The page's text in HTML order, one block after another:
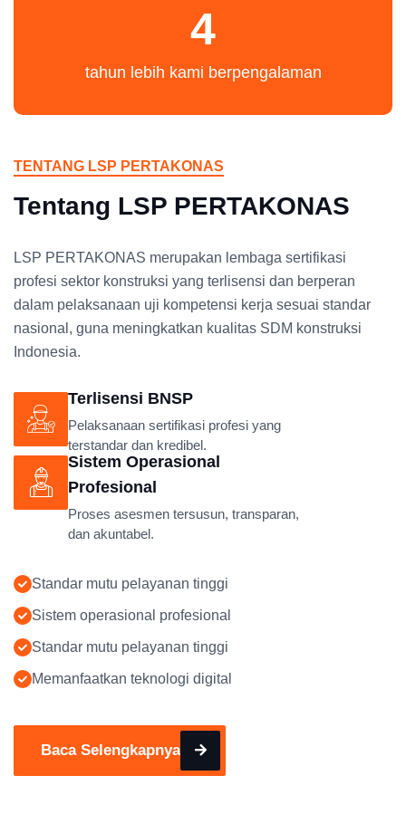
4
tahun lebih kami berpengalaman
TENTANG LSP PERTAKONAS
Tentang LSP PERTAKONAS
LSP PERTAKONAS merupakan lembaga sertifikasi
profesi sektor konstruksi yang terlisensi dan berperan
dalam pelaksanaan uji kompetensi kerja sesuai standar
nasional, guna meningkatkan kualitas SDM konstruksi
Indonesia.
Terlisensi BNSP
Pelaksanaan sertifikasi profesi yang
terstandar dan kredibel.
Sistem Operasional
Profesional
Proses asesmen tersusun, transparan,
dan akuntabel.
Standar mutu pelayanan tinggi
Sistem operasional profesional
Standar mutu pelayanan tinggi
Memanfaatkan teknologi digital
Baca Selengkapnya